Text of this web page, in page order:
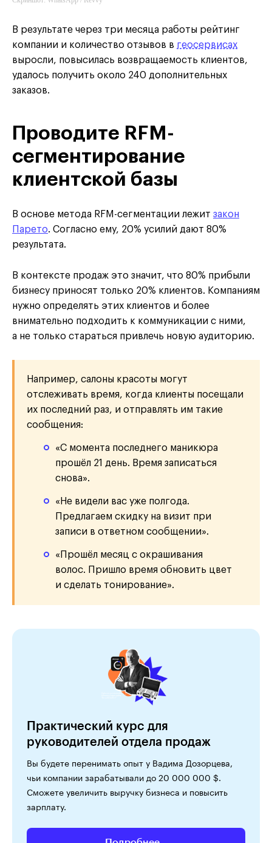
В результате через три месяца работы рейтинг
компании и количество отзывов в геосервисах
выросли, повысилась возвращаемость клиентов,
удалось получить около 240 дополнительных
заказов.
Проводите RFM-
сегментирование
клиентской базы
В основе метода RFM-сегментации лежит закон
Парето. Согласно ему, 20% усилий дают 80%
результата.
В контексте продаж это значит, что 80% прибыли
бизнесу приносят только 20% клиентов. Компаниям
нужно определять этих клиентов и более
внимательно подходить к коммуникации с ними,
а не только стараться привлечь новую аудиторию.
Например, салоны красоты могут
отслеживать время, когда клиенты посещали
их последний раз, и отправлять им такие
сообщения:
«С момента последнего маникюра
прошёл 21 день. Время записаться
снова».
«Не видели вас уже полгода.
Предлагаем скидку на визит при
записи в ответном сообщении».
«Прошёл месяц с окрашивания
волос. Пришло время обновить цвет
и сделать тонирование».
Практический курс для
руководителей отдела продаж
Вы будете перенимать опыт у Вадима Дозорцева,
чьи компании зарабатывали до 20 000 000 $.
Сможете увеличить выручку бизнеса и повысить
зарплату.